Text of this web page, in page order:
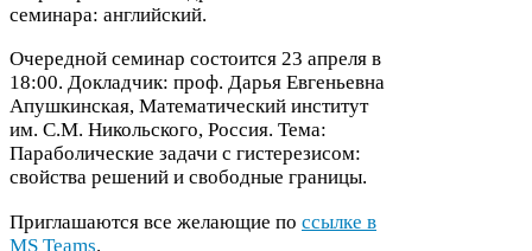
семинара: английский.
Очередной семинар состоится 23 апреля в
18:00. Докладчик: проф. Дарья Евгеньевна
Апушкинская, Математический институт
им. С.М. Никольского, Россия. Тема:
Параболические задачи с гистерезисом:
свойства решений и свободные границы.
Приглашаются все желающие по ссылке в
MS Teams.